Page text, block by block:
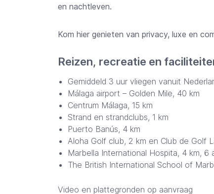
en nachtleven.
Kom hier genieten van privacy, luxe en
Reizen, recreatie en
Gemiddeld 3 uur vliegen vanuit
Málaga airport – Golden Mile, 40 km
Centrum Málaga, 15 km
Strand en strandclubs, 1 km
Puerto Banús, 4 km
Aloha Golf club, 2 km en Club de Golf
Marbella International Hospita, 4 km, 6
The British International School of
Video en plattegronden op aanvraag